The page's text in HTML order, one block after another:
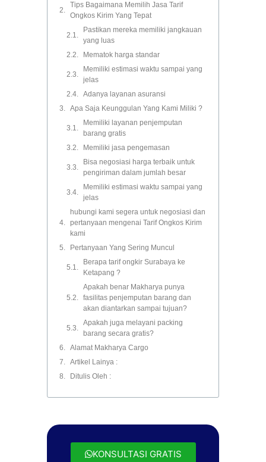
Tips Bagaimana Memilih Jasa Tarif
Ongkos Kirim Yang Tepat
Pastikan mereka memiliki jangkauan
yang luas
Mematok harga standar
Memiliki estimasi waktu sampai yang
jelas
Adanya layanan asuransi
Apa Saja Keunggulan Yang Kami Miliki ?
Memiliki layanan penjemputan
barang gratis
Memiliki jasa pengemasan
Bisa negosiasi harga terbaik untuk
pengiriman dalam jumlah besar
Memiliki estimasi waktu sampai yang
jelas
hubungi kami segera untuk negosiasi dan
pertanyaan mengenai Tarif Ongkos Kirim
kami
Pertanyaan Yang Sering Muncul
Berapa tarif ongkir Surabaya ke
Ketapang ?
Apakah benar Makharya punya
fasilitas penjemputan barang dan
akan diantarkan sampai tujuan?
Apakah juga melayani packing
barang secara gratis?
Alamat Makharya Cargo
Artikel Lainya :
Ditulis Oleh :
KONSULTASI GRATIS